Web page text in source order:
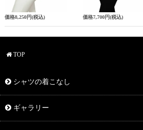
価格8,250円(税込) 価格7,700円(税込)
TOP
シャツの着こなし
ギャラリー